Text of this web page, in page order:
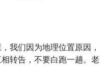
我们因为地理位置原因，
转告，不要白跑一趟。老